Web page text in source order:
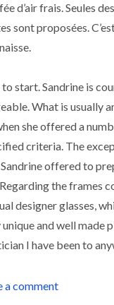
d’air frais. Seules
sont proposées.
to start. Sandrine is
What is usually
she offered a
criteria. The
Sandrine offered to
the frames
designer glasses,
and well made
I have been to
a comment